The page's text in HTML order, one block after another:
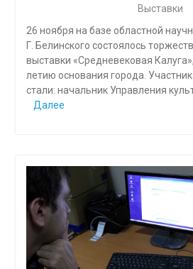
Выставки
26 ноября на базе областной
Г. Белинского состоялось
выставки «Средневековая
летию основания города.
стали: начальник Управления
Далее